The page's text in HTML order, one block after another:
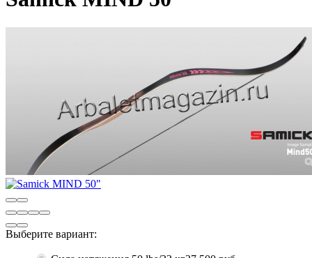
Выберите вариант: